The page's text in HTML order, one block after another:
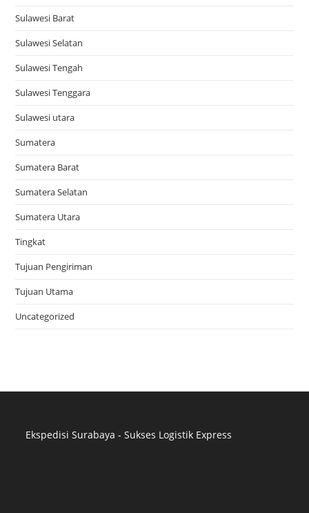
Sulawesi Barat
Sulawesi Selatan
Sulawesi Tengah
Sulawesi Tenggara
Sulawesi utara
Sumatera
Sumatera Barat
Sumatera Selatan
Sumatera Utara
Tingkat
Tujuan Pengiriman
Tujuan Utama
Uncategorized
Ekspedisi Surabaya - Sukses Logistik Express